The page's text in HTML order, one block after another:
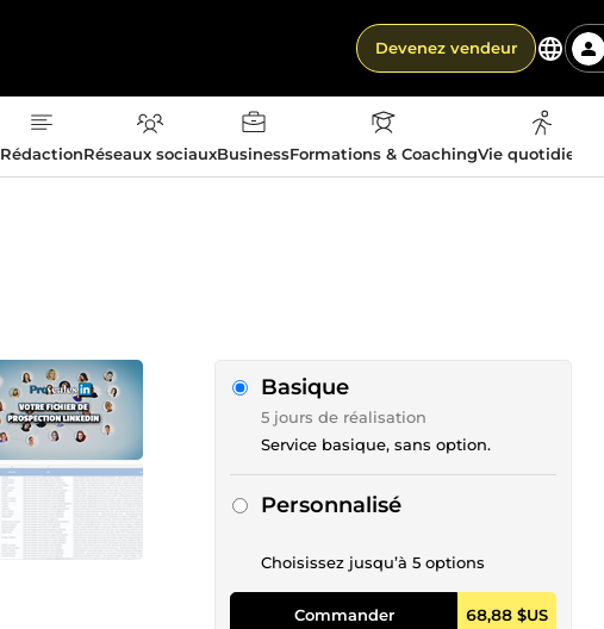
Devenez vendeur
RédactionRéseaux sociauxBusinessFormations & CoachingVie
Basique
5 jours de réalisation
Service basique, sans option.
Personnalisé
Choisissez jusqu’à 5 options
Commander 68,88 $US